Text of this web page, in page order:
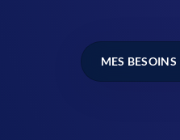
MES BESOINS